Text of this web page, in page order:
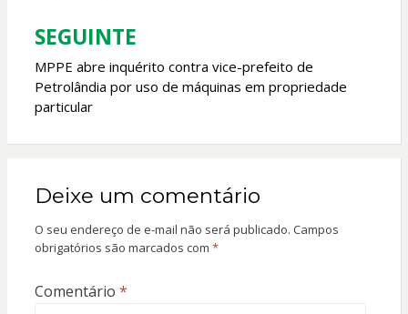
SEGUINTE
MPPE abre inquérito contra vice-prefeito de
Petrolândia por uso de máquinas em propriedade
particular
Deixe um comentário
O seu endereço de e-mail não será publicado. Campos
obrigatórios são marcados com *
Comentário *